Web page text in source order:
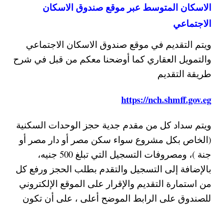
الاسكان المتوسط عبر موقع صندوق الاسكان
الاجتماعي
ويتم التقديم في موقع صندوق الاسكان الاجتماعي
والتمويل العقاري كما أوضحنا معكم من قبل في شرح
طريقة التقديم
https://nch.shmff.gov.eg
ويتم سداد كل من مقدم جدية حجز الوحدات السكنية
(الخاص بكل مشروع سواء سكن مصر أو دار مصر أو
جنة )، ومصروفات التسجيل التي تبلغ 500 جنيه،
بالإضافة إلى التسجيل والتقدم بطلب الحجز ورفع كل
من استمارة التقديم والإقرار على الموقع الإلكتروني
للصندوق على الرابط الموضح أعلى ، على أن تكون